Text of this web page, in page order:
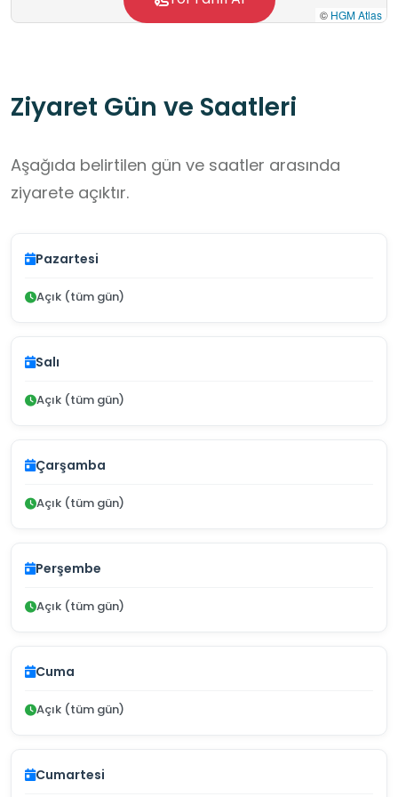
© HGM Atlas
Ziyaret Gün ve Saatleri
Aşağıda belirtilen gün ve saatler arasında
ziyarete açıktır.
Pazartesi
Açık (tüm gün)
Salı
Açık (tüm gün)
Çarşamba
Açık (tüm gün)
Perşembe
Açık (tüm gün)
Cuma
Açık (tüm gün)
Cumartesi